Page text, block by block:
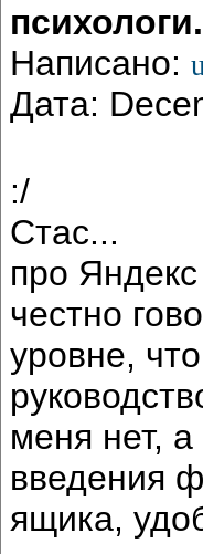
Написано:
Дата:
:/
Стас...
про
честно
уровне,
меня нет, а
введения
ящика,